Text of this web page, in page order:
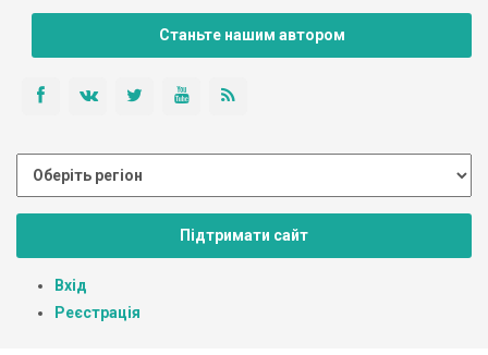
Станьте нашим автором
Підтримати сайт
Вхід
Реєстрація